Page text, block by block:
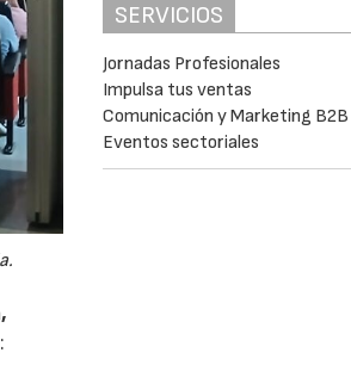
SERVICIOS
Jornadas Profesionales
Impulsa tus ventas
Comunicación y Marketing B2B
Eventos sectoriales